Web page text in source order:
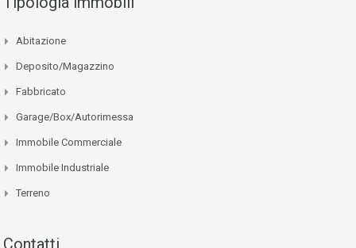
Abitazione
Deposito/Magazzino
Fabbricato
Garage/Box/Autorimessa
Immobile Commerciale
Immobile Industriale
Terreno
Contatti